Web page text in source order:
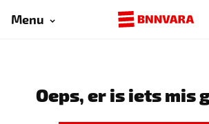
Menu
Oeps, er is iets mis